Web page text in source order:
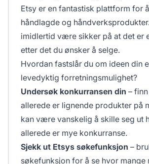
Etsy er en fantastisk plattform for
håndlagde og
imidlertid være sikker på at det er
etter det du ønsker å selge.
Hvordan fastslår du om ideen din
levedyktig forretningsmulighet?
Undersøk konkurransen din –
allerede er lignende produkter på
kan være vanskelig å skille seg ut
allerede er mye konkurranse.
Sjekk ut Etsys søkefunksjon –
søkefunksjon for å se hvor mange